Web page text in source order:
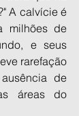
A calvície é
milhões de
e seus
rarefação
de
áreas do